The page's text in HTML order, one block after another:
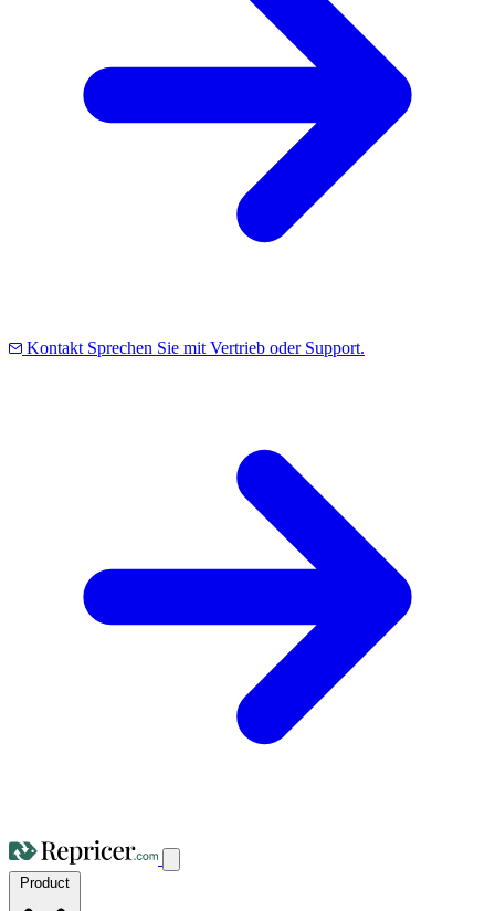
Kontakt Sprechen Sie mit Vertrieb oder Support.